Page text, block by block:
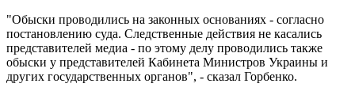
"Обыски проводились на законных основаниях - согласно
постановлению суда. Следственные действия не касались
представителей медиа - по этому делу проводились также
обыски у представителей Кабинета Министров Украины и
других государственных органов", - сказал Горбенко.